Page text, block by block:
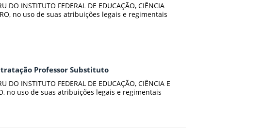
DO INSTITUTO FEDERAL DE EDUCAÇÃO, CIÊNCIA
no uso de suas atribuições legais e regimentais
Professor Substituto
DO INSTITUTO FEDERAL DE EDUCAÇÃO, CIÊNCIA E
no uso de suas atribuições legais e regimentais